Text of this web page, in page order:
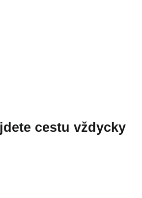
cestu vždycky